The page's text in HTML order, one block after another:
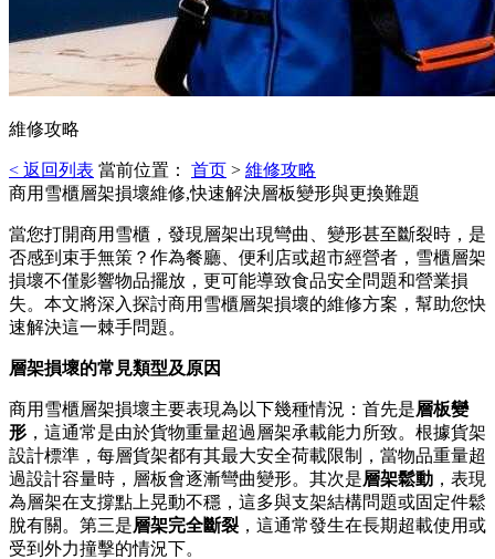
維修攻略
< 返回列表 當前位置： 首页 > 維修攻略
商用雪櫃層架損壞維修,快速解決層板變形與更換難題
當您打開商用雪櫃，發現層架出現彎曲、變形甚至斷裂時，是
否感到束手無策？作為餐廳、便利店或超市經營者，雪櫃層架
損壞不僅影響物品擺放，更可能導致食品安全問題和營業損
失。本文將深入探討商用雪櫃層架損壞的維修方案，幫助您快
速解決這一棘手問題。
層架損壞的常見類型及原因
商用雪櫃層架損壞主要表現為以下幾種情況：首先是層板變
形 ，這通常是由於貨物重量超過層架承載能力所致。根據貨架
設計標準，每層貨架都有其最大安全荷載限制，當物品重量超
過設計容量時，層板會逐漸彎曲變形。其次是層架鬆動 ，表現
為層架在支撐點上晃動不穩，這多與支架結構問題或固定件鬆
脫有關。第三是層架完全斷裂 ，這通常發生在長期超載使用或
受到外力撞擊的情況下。